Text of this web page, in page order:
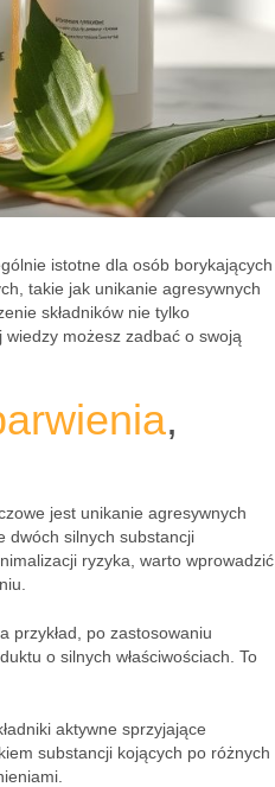
istotne dla osób borykających
takie jak unikanie agresywnych
składników nie tylko
możesz zadbać o swoją
,
jest unikanie agresywnych
dwóch silnych substancji
ryzyka, warto wprowadzić
przykład, po zastosowaniu
o silnych właściwościach. To
aktywne sprzyjające
substancji kojących po różnych